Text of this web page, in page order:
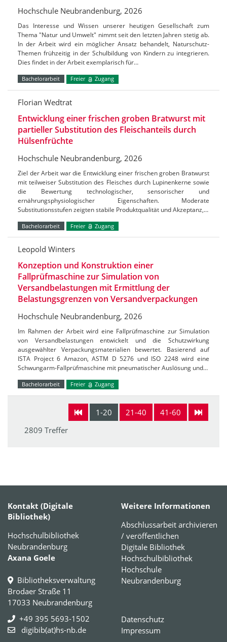
Hochschule Neubrandenburg, 2026
Das Interesse und Wissen unserer heutigen Gesellschaft zum
Thema "Natur und Umwelt" nimmt seit den letzten Jahren stetig ab.
In der Arbeit wird ein möglicher Ansatz behandelt, Naturschutz-
Themen frühzeitig in der Schulbildung von Kindern zu integrieren.
Dies findet in der Arbeit exemplarisch für…
Bachelorarbeit Freier Zugang
Florian Wedtrat
Entwicklung einer frischen groben Bratwurst mit
partieller Substitution des Fleischanteils durch
Hülsenfrüchte
Hochschule Neubrandenburg, 2026
Ziel der Arbeit war die Entwicklung einer frischen groben Bratwurst
mit teilweiser Substitution des Fleisches durch Lupinenkerne sowie
die Bewertung technologischer, sensorischer und
ernährungsphysiologischer Eigenschaften. Moderate
Substitutionsstufen zeigten stabile Produktqualität und Akzeptanz,…
Bachelorarbeit Freier Zugang
Leopold Winters
Konzeption und Konstruktion einer
Fallprüfmaschine zur Simulation von
Versandbelastungen mit Ermittlung der
Belastungsgrenzen von Versandverpackungen
Hochschule Neubrandenburg, 2026
Im Rahmen der Arbeit wird eine Fallprüfmaschine zur Simulation
von Versandbelastungen entwickelt und die Schutzwirkung
ausgewählter Verpackungsmaterialien bewertet. Basierend auf
ISTA Project 6 Amazon, ASTM D 5276 und ISO 2248 wird eine
Schwungarm-Fallprüfmaschine mit pneumatischer Auslösung und…
Bachelorarbeit Freier Zugang
1-20 21-40
41-60
2809 Treffer
Kontakt (Digitale
Bibliothek)
Hochschulbibliothek
Neubrandenburg
Axana Goele
Bibliotheksverwaltung
Brodaer Straße 11
17033 Neubrandenburg
+49 395 5693-1502
digibib(at)hs-nb.de
Weitere Informationen
Abschlussarbeit archivieren
/ veröffentlichen
Digitale Bibliothek
Hochschulbibliothek
Hochschule
Neubrandenburg
Datenschutz
Impressum